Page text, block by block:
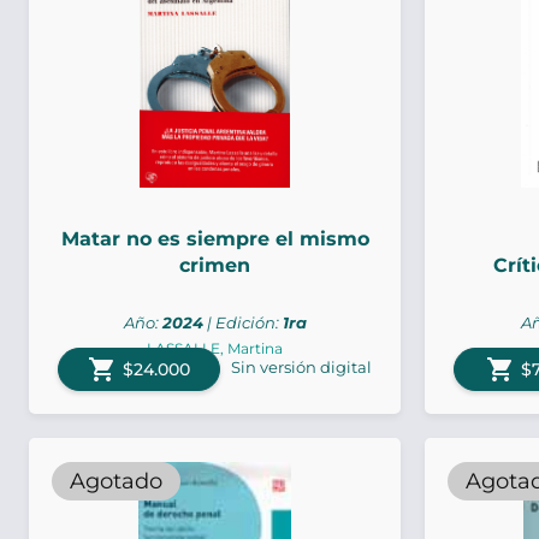
Matar no es siempre el mismo
crimen
LASSALLE, Martina
Año:2024| Edición: 1ra
shopping_cart $24.000 Sin versión digital shopping_cart
Agotado